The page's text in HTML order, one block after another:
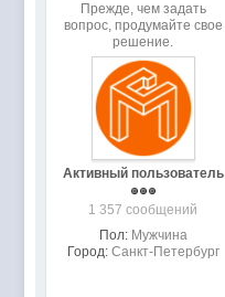
Прежде, чем задать
вопрос, продумайте свое
решение.
Активный пользователь
1 357 сообщений
Пол: Мужчина
Город: Санкт-Петербург